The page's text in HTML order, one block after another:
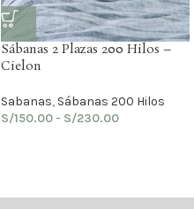
Sábanas 2 Plazas 200 Hilos –
Cielon
Sabanas, Sábanas 200 Hilos
S/150.00 - S/230.00